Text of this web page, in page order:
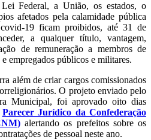
Federal, a União, os estados, o
afetados pela calamidade pública
19 ficam proibidos, até 31 de
a qualquer título, vantagem,
de remuneração a membros de
empregados públicos e militares.
além de criar cargos comissionados
O projeto enviado pelo
Municipal, foi aprovado oito dias
Parecer Jurídico da Confederação
alertando os prefeitos sobre os
de pessoal neste ano.